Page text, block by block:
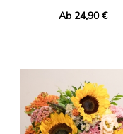
Ab 24,90 €